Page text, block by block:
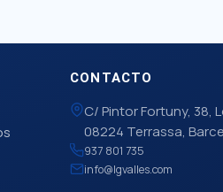
CONTACTO
C/ Pintor Fortuny, 38,
08224 Terrassa,
937 801 735
info@lgvalles.com